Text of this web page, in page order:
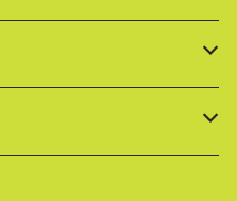
ート）
ミゲート）